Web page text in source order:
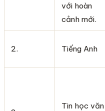
với hoàn
cảnh mới.
2. Tiếng Anh
Tin học văn